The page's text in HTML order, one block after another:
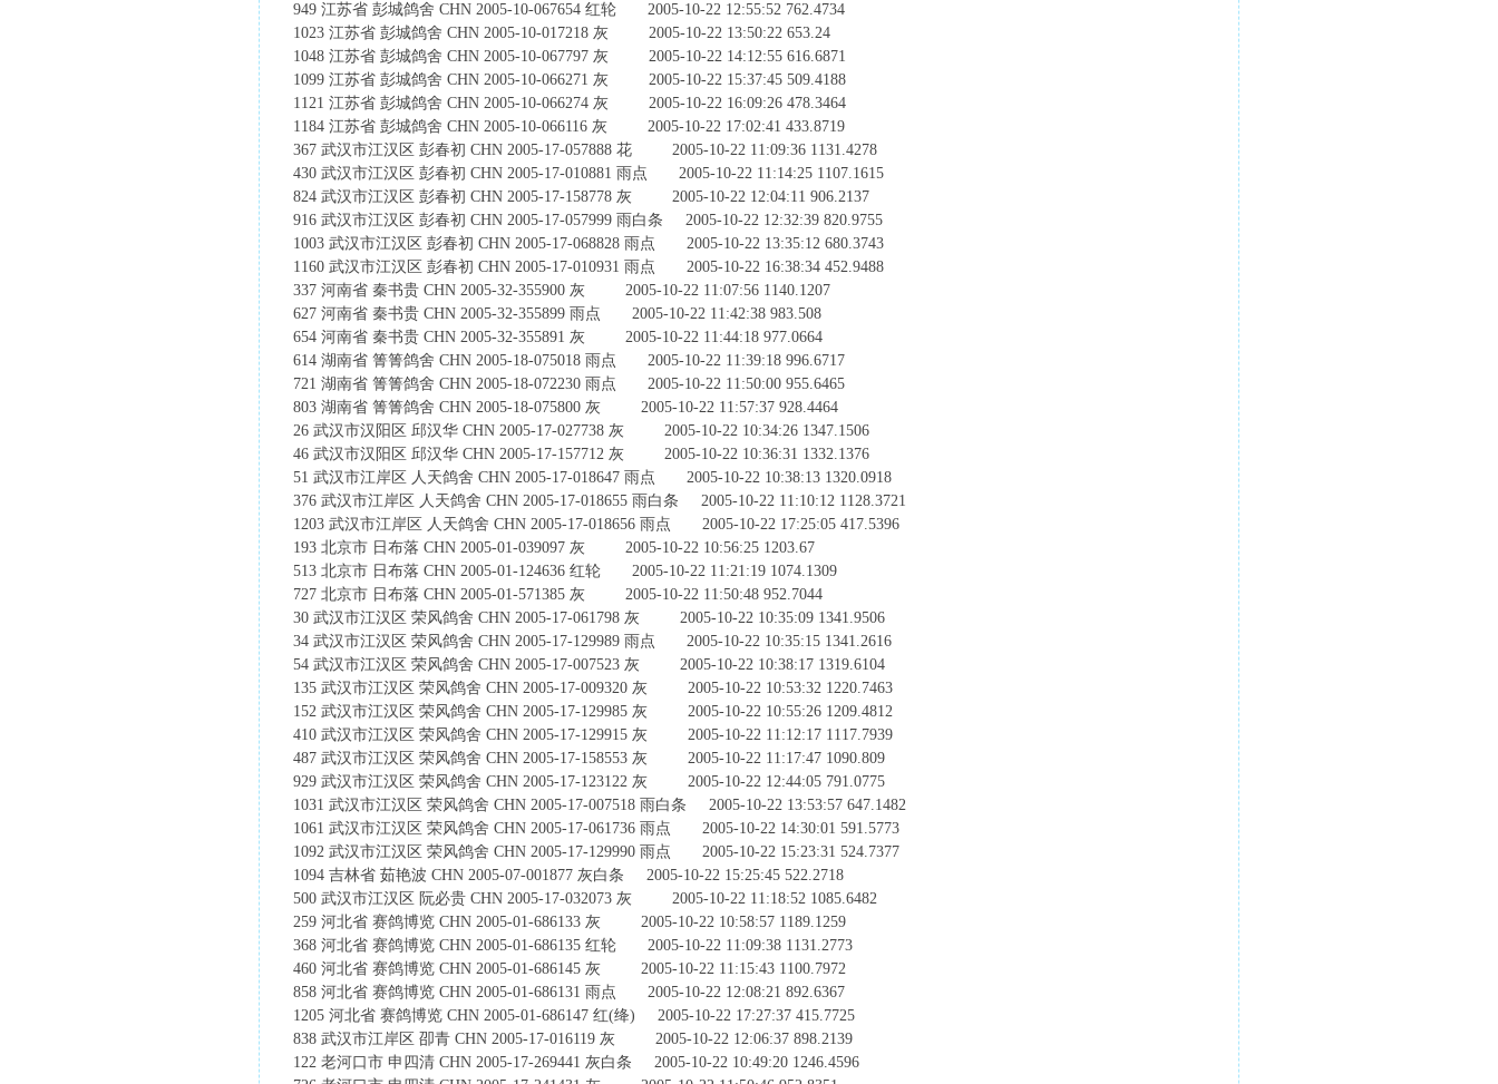
949 江苏省 彭城鸽舍 CHN 2005-10-067654 红轮 2005-10-22 12:55:52 762.4734
1023 江苏省 彭城鸽舍 CHN 2005-10-017218 灰 2005-10-22 13:50:22 653.24
1048 江苏省 彭城鸽舍 CHN 2005-10-067797 灰 2005-10-22 14:12:55 616.6871
1099 江苏省 彭城鸽舍 CHN 2005-10-066271 灰 2005-10-22 15:37:45 509.4188
1121 江苏省 彭城鸽舍 CHN 2005-10-066274 灰 2005-10-22 16:09:26 478.3464
1184 江苏省 彭城鸽舍 CHN 2005-10-066116 灰 2005-10-22 17:02:41 433.8719
367 武汉市江汉区 彭春初 CHN 2005-17-057888 花 2005-10-22 11:09:36 1131.4278
430 武汉市江汉区 彭春初 CHN 2005-17-010881 雨点 2005-10-22 11:14:25 1107.1615
824 武汉市江汉区 彭春初 CHN 2005-17-158778 灰 2005-10-22 12:04:11 906.2137
916 武汉市江汉区 彭春初 CHN 2005-17-057999 雨白条 2005-10-22 12:32:39 820.9755
1003 武汉市江汉区 彭春初 CHN 2005-17-068828 雨点 2005-10-22 13:35:12 680.3743
1160 武汉市江汉区 彭春初 CHN 2005-17-010931 雨点 2005-10-22 16:38:34 452.9488
337 河南省 秦书贵 CHN 2005-32-355900 灰 2005-10-22 11:07:56 1140.1207
627 河南省 秦书贵 CHN 2005-32-355899 雨点 2005-10-22 11:42:38 983.508
654 河南省 秦书贵 CHN 2005-32-355891 灰 2005-10-22 11:44:18 977.0664
614 湖南省 箐箐鸽舍 CHN 2005-18-075018 雨点 2005-10-22 11:39:18 996.6717
721 湖南省 箐箐鸽舍 CHN 2005-18-072230 雨点 2005-10-22 11:50:00 955.6465
803 湖南省 箐箐鸽舍 CHN 2005-18-075800 灰 2005-10-22 11:57:37 928.4464
26 武汉市汉阳区 邱汉华 CHN 2005-17-027738 灰 2005-10-22 10:34:26 1347.1506
46 武汉市汉阳区 邱汉华 CHN 2005-17-157712 灰 2005-10-22 10:36:31 1332.1376
51 武汉市江岸区 人天鸽舍 CHN 2005-17-018647 雨点 2005-10-22 10:38:13 1320.0918
376 武汉市江岸区 人天鸽舍 CHN 2005-17-018655 雨白条 2005-10-22 11:10:12 1128.3721
1203 武汉市江岸区 人天鸽舍 CHN 2005-17-018656 雨点 2005-10-22 17:25:05 417.5396
193 北京市 日布落 CHN 2005-01-039097 灰 2005-10-22 10:56:25 1203.67
513 北京市 日布落 CHN 2005-01-124636 红轮 2005-10-22 11:21:19 1074.1309
727 北京市 日布落 CHN 2005-01-571385 灰 2005-10-22 11:50:48 952.7044
30 武汉市江汉区 荣风鸽舍 CHN 2005-17-061798 灰 2005-10-22 10:35:09 1341.9506
34 武汉市江汉区 荣风鸽舍 CHN 2005-17-129989 雨点 2005-10-22 10:35:15 1341.2616
54 武汉市江汉区 荣风鸽舍 CHN 2005-17-007523 灰 2005-10-22 10:38:17 1319.6104
135 武汉市江汉区 荣风鸽舍 CHN 2005-17-009320 灰 2005-10-22 10:53:32 1220.7463
152 武汉市江汉区 荣风鸽舍 CHN 2005-17-129985 灰 2005-10-22 10:55:26 1209.4812
410 武汉市江汉区 荣风鸽舍 CHN 2005-17-129915 灰 2005-10-22 11:12:17 1117.7939
487 武汉市江汉区 荣风鸽舍 CHN 2005-17-158553 灰 2005-10-22 11:17:47 1090.809
929 武汉市江汉区 荣风鸽舍 CHN 2005-17-123122 灰 2005-10-22 12:44:05 791.0775
1031 武汉市江汉区 荣风鸽舍 CHN 2005-17-007518 雨白条 2005-10-22 13:53:57 647.1482
1061 武汉市江汉区 荣风鸽舍 CHN 2005-17-061736 雨点 2005-10-22 14:30:01 591.5773
1092 武汉市江汉区 荣风鸽舍 CHN 2005-17-129990 雨点 2005-10-22 15:23:31 524.7377
1094 吉林省 茹艳波 CHN 2005-07-001877 灰白条 2005-10-22 15:25:45 522.2718
500 武汉市江汉区 阮必贵 CHN 2005-17-032073 灰 2005-10-22 11:18:52 1085.6482
259 河北省 赛鸽博览 CHN 2005-01-686133 灰 2005-10-22 10:58:57 1189.1259
368 河北省 赛鸽博览 CHN 2005-01-686135 红轮 2005-10-22 11:09:38 1131.2773
460 河北省 赛鸽博览 CHN 2005-01-686145 灰 2005-10-22 11:15:43 1100.7972
858 河北省 赛鸽博览 CHN 2005-01-686131 雨点 2005-10-22 12:08:21 892.6367
1205 河北省 赛鸽博览 CHN 2005-01-686147 红(绛) 2005-10-22 17:27:37 415.7725
838 武汉市江岸区 卲青 CHN 2005-17-016119 灰 2005-10-22 12:06:37 898.2139
122 老河口市 申四清 CHN 2005-17-269441 灰白条 2005-10-22 10:49:20 1246.4596